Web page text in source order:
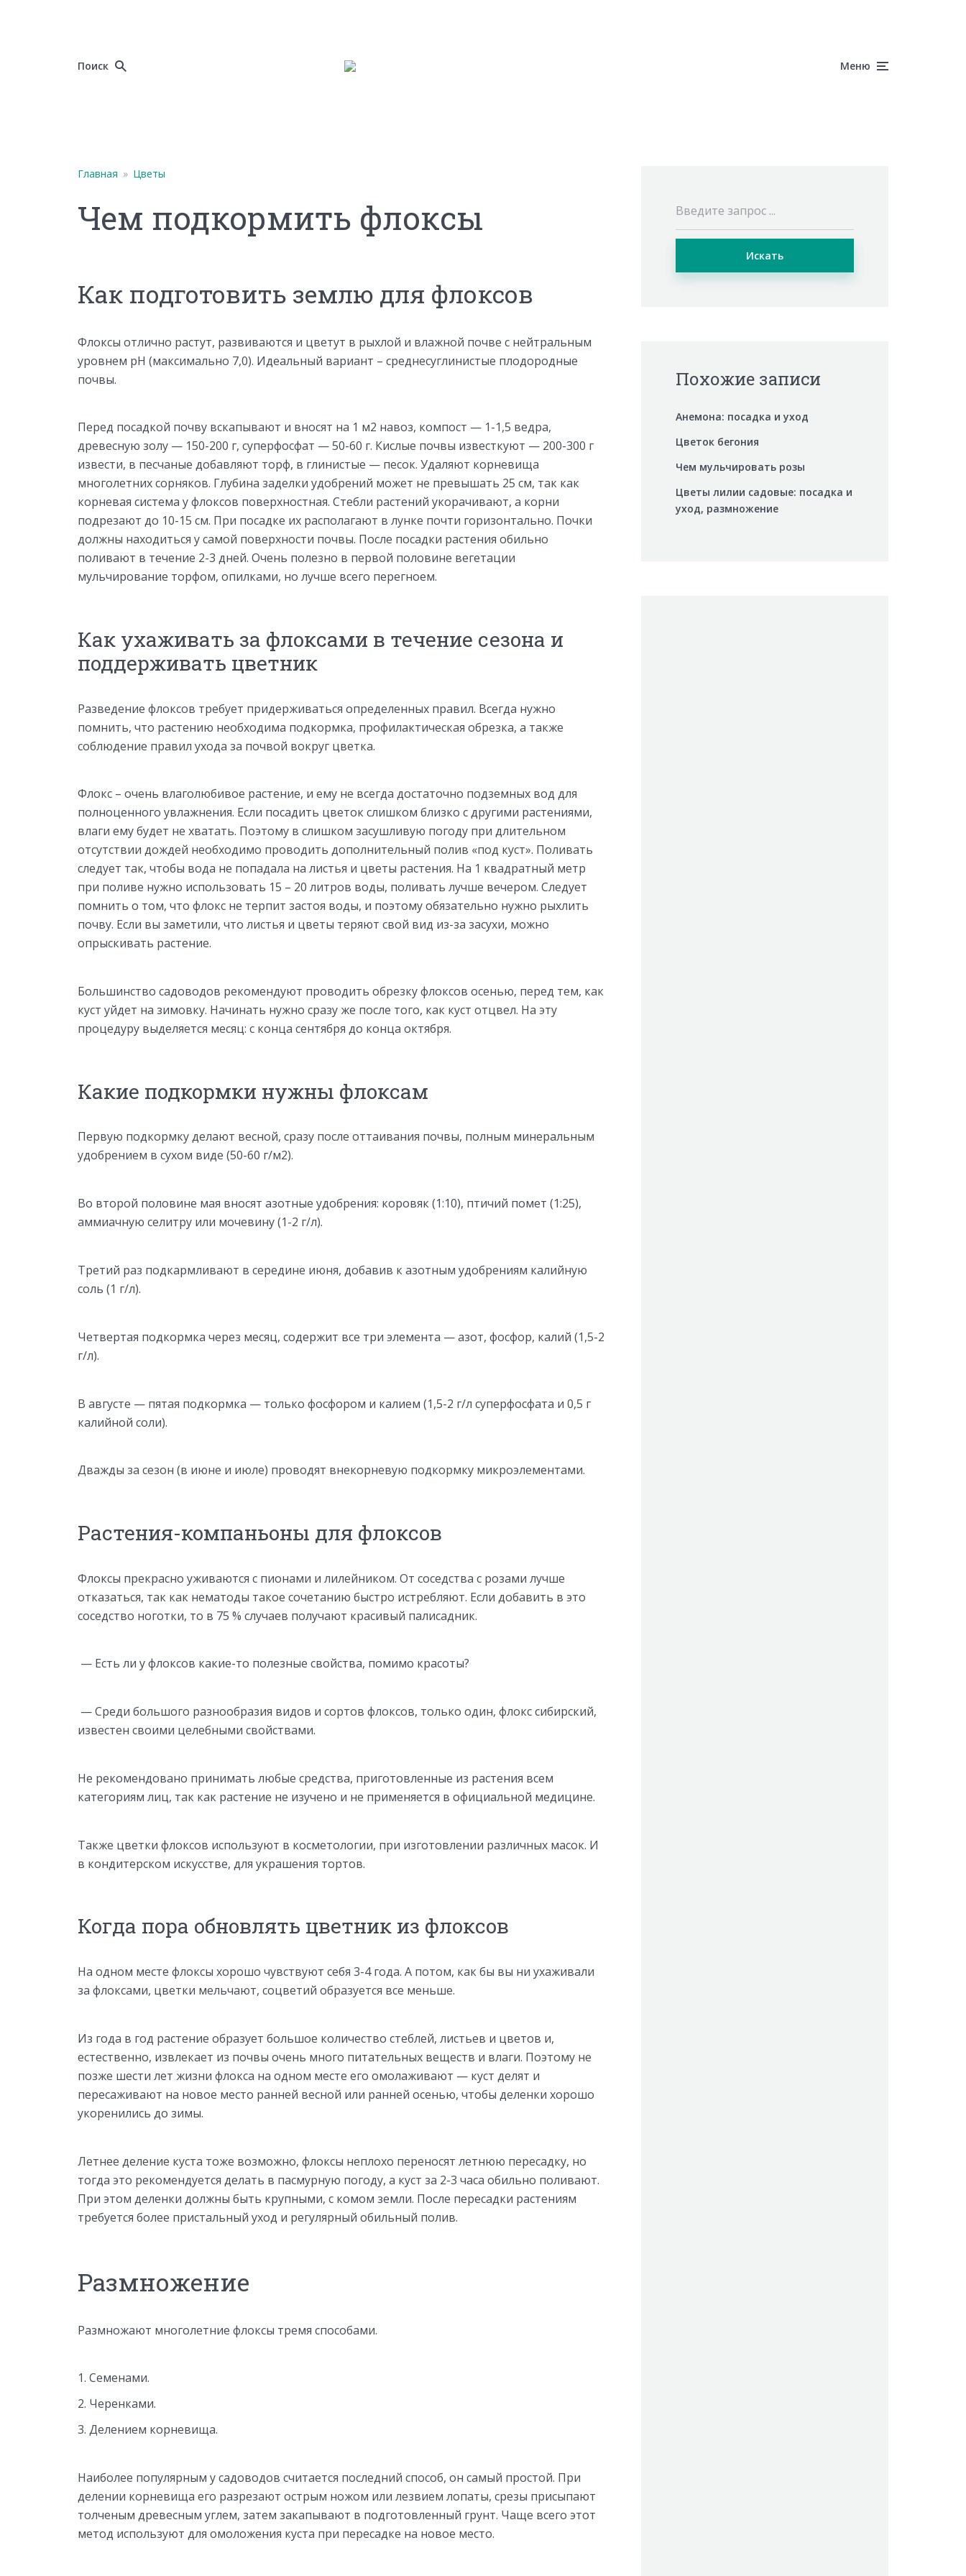
Поиск Меню
Главная » Цветы
Чем подкормить флоксы
Как подготовить землю для флоксов
Флоксы отлично растут, развиваются и цветут в рыхлой и влажной почве с нейтральным
уровнем рН (максимально 7,0). Идеальный вариант – среднесуглинистые плодородные
почвы.
Перед посадкой почву вскапывают и вносят на 1 м2 навоз, компост — 1-1,5 ведра,
древесную золу — 150-200 г, суперфосфат — 50-60 г. Кислые почвы известкуют — 200-300 г
извести, в песчаные добавляют торф, в глинистые — песок. Удаляют корневища
многолетних сорняков. Глубина заделки удобрений может не превышать 25 см, так как
корневая система у флоксов поверхностная. Стебли растений укорачивают, а корни
подрезают до 10-15 см. При посадке их располагают в лунке почти горизонтально. Почки
должны находиться у самой поверхности почвы. После посадки растения обильно
поливают в течение 2-3 дней. Очень полезно в первой половине вегетации
мульчирование торфом, опилками, но лучше всего перегноем.
Как ухаживать за флоксами в течение сезона и
поддерживать цветник
Разведение флоксов требует придерживаться определенных правил. Всегда нужно
помнить, что растению необходима подкормка, профилактическая обрезка, а также
соблюдение правил ухода за почвой вокруг цветка.
Флокс – очень влаголюбивое растение, и ему не всегда достаточно подземных вод для
полноценного увлажнения. Если посадить цветок слишком близко с другими растениями,
влаги ему будет не хватать. Поэтому в слишком засушливую погоду при длительном
отсутствии дождей необходимо проводить дополнительный полив «под куст». Поливать
следует так, чтобы вода не попадала на листья и цветы растения. На 1 квадратный метр
при поливе нужно использовать 15 – 20 литров воды, поливать лучше вечером. Следует
помнить о том, что флокс не терпит застоя воды, и поэтому обязательно нужно рыхлить
почву. Если вы заметили, что листья и цветы теряют свой вид из-за засухи, можно
опрыскивать растение.
Большинство садоводов рекомендуют проводить обрезку флоксов осенью, перед тем, как
куст уйдет на зимовку. Начинать нужно сразу же после того, как куст отцвел. На эту
процедуру выделяется месяц: с конца сентября до конца октября.
Какие подкормки нужны флоксам
Первую подкормку делают весной, сразу после оттаивания почвы, полным минеральным
удобрением в сухом виде (50-60 г/м2).
Во второй половине мая вносят азотные удобрения: коровяк (1:10), птичий помет (1:25),
аммиачную селитру или мочевину (1-2 г/л).
Третий раз подкармливают в середине июня, добавив к азотным удобрениям калийную
соль (1 г/л).
Четвертая подкормка через месяц, содержит все три элемента — азот, фосфор, калий (1,5-2
г/л).
В августе — пятая подкормка — только фосфором и калием (1,5-2 г/л суперфосфата и 0,5 г
калийной соли).
Дважды за сезон (в июне и июле) проводят внекорневую подкормку микроэлементами.
Растения-компаньоны для флоксов
Флоксы прекрасно уживаются с пионами и лилейником. От соседства с розами лучше
отказаться, так как нематоды такое сочетанию быстро истребляют. Если добавить в это
соседство ноготки, то в 75 % случаев получают красивый палисадник.
— Есть ли у флоксов какие-то полезные свойства, помимо красоты?
— Среди большого разнообразия видов и сортов флоксов, только один, флокс сибирский,
известен своими целебными свойствами.
Не рекомендовано принимать любые средства, приготовленные из растения всем
категориям лиц, так как растение не изучено и не применяется в официальной медицине.
Также цветки флоксов используют в косметологии, при изготовлении различных масок. И
в кондитерском искусстве, для украшения тортов.
Когда пора обновлять цветник из флоксов
На одном месте флоксы хорошо чувствуют себя 3-4 года. А потом, как бы вы ни ухаживали
за флоксами, цветки мельчают, соцветий образуется все меньше.
Из года в год растение образует большое количество стеблей, листьев и цветов и,
естественно, извлекает из почвы очень много питательных веществ и влаги. Поэтому не
позже шести лет жизни флокса на одном месте его омолаживают — куст делят и
пересаживают на новое место ранней весной или ранней осенью, чтобы деленки хорошо
укоренились до зимы.
Летнее деление куста тоже возможно, флоксы неплохо переносят летнюю пересадку, но
тогда это рекомендуется делать в пасмурную погоду, а куст за 2-3 часа обильно поливают.
При этом деленки должны быть крупными, с комом земли. После пересадки растениям
требуется более пристальный уход и регулярный обильный полив.
Размножение
Размножают многолетние флоксы тремя способами.
Семенами.
Черенками.
Делением корневища.
Наиболее популярным у садоводов считается последний способ, он самый простой. При
делении корневища его разрезают острым ножом или лезвием лопаты, срезы присыпают
толченым древесным углем, затем закапывают в подготовленный грунт. Чаще всего этот
метод используют для омоложения куста при пересадке на новое место.
Искать
Похожие записи
Анемона: посадка и уход
Цветок бегония
Чем мульчировать розы
Цветы лилии садовые: посадка и
уход, размножение